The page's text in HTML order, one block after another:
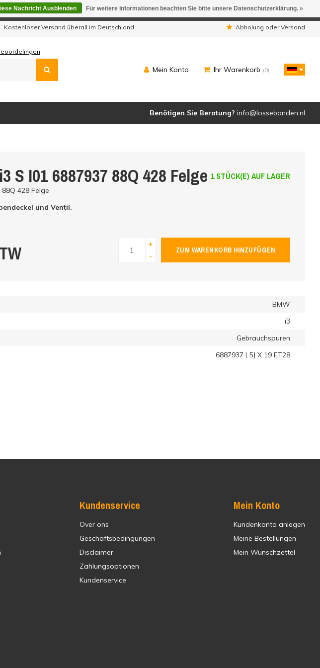
Kostenloser Versand überall im Deutschland Abholung oder Versand
Mein Konto Ihr Warenkorb (0)
Benötigen Sie Beratung? info@lossebanden.nl
S I01 6887937 88Q 428 Felge 1 STÜCK(E) AUF LAGER
428 Felge
und Ventil.
+
-
ZUM WARENKORB HINZUFÜGEN
BMW
i3
Gebrauchspuren
6887937 | 5J X 19 ET28
Kundenservice
Over ons
Geschäftsbedingungen
Disclaimer
Zahlungsoptionen
Kundenservice
Mein Konto
Kundenkonto anlegen
Meine Bestellungen
Mein Wunschzettel
Nachricht Ausblenden Für weitere Informationen beachten Sie bitte unsere Datenschutzerklärung. »
Aufgegebene Bestellungen werden geliefert.